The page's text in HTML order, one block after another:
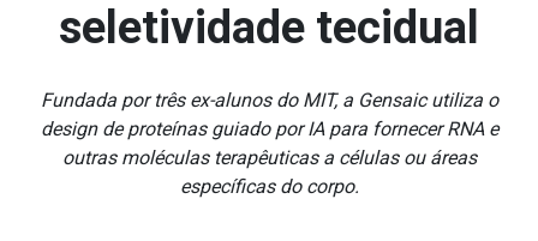
seletividade tecidual
Fundada por três ex-alunos do MIT, a Gensaic utiliza o
design de proteínas guiado por IA para fornecer RNA e
outras moléculas terapêuticas a células ou áreas
específicas do corpo.